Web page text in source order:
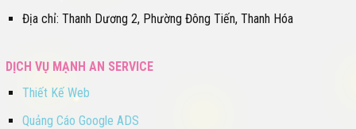
Địa chỉ: Thanh Dương 2, Phường Đông Tiến, Thanh Hóa
DỊCH VỤ MẠNH AN SERVICE
Thiết Kế Web
Quảng Cáo Google ADS